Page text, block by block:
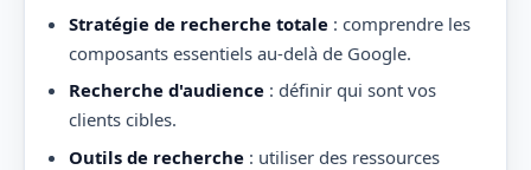
Stratégie de recherche totale: comprendre les
composants essentiels au-delà de Google.
Recherche d'audience: définir qui sont vos
clients cibles.
Outils de recherche: utiliser des ressources